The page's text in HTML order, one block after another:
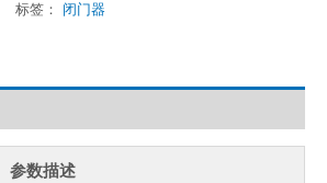
标签： 闭门器
参数描述